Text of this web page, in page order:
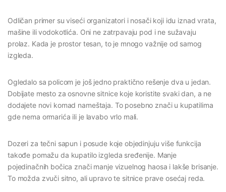
Odličan primer su viseći organizatori i nosači koji idu iznad vrata,
mašine ili vodokotlića. Oni ne zatrpavaju pod i ne sužavaju
prolaz. Kada je prostor tesan, to je mnogo važnije od samog
izgleda.
Ogledalo sa policom je još jedno praktično rešenje dva u jedan.
Dobijate mesto za osnovne sitnice koje koristite svaki dan, a ne
dodajete novi komad nameštaja. To posebno znači u kupatilima
gde nema ormarića ili je lavabo vrlo mali.
Dozeri za tečni sapun i posude koje objedinjuju više funkcija
takođe pomažu da kupatilo izgleda sređenije. Manje
pojedinačnih bočica znači manje vizuelnog haosa i lakše brisanje.
To možda zvuči sitno, ali upravo te sitnice prave osećaj reda.